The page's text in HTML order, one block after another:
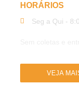
HORÁRIOS
Seg a Qui -
VEJA